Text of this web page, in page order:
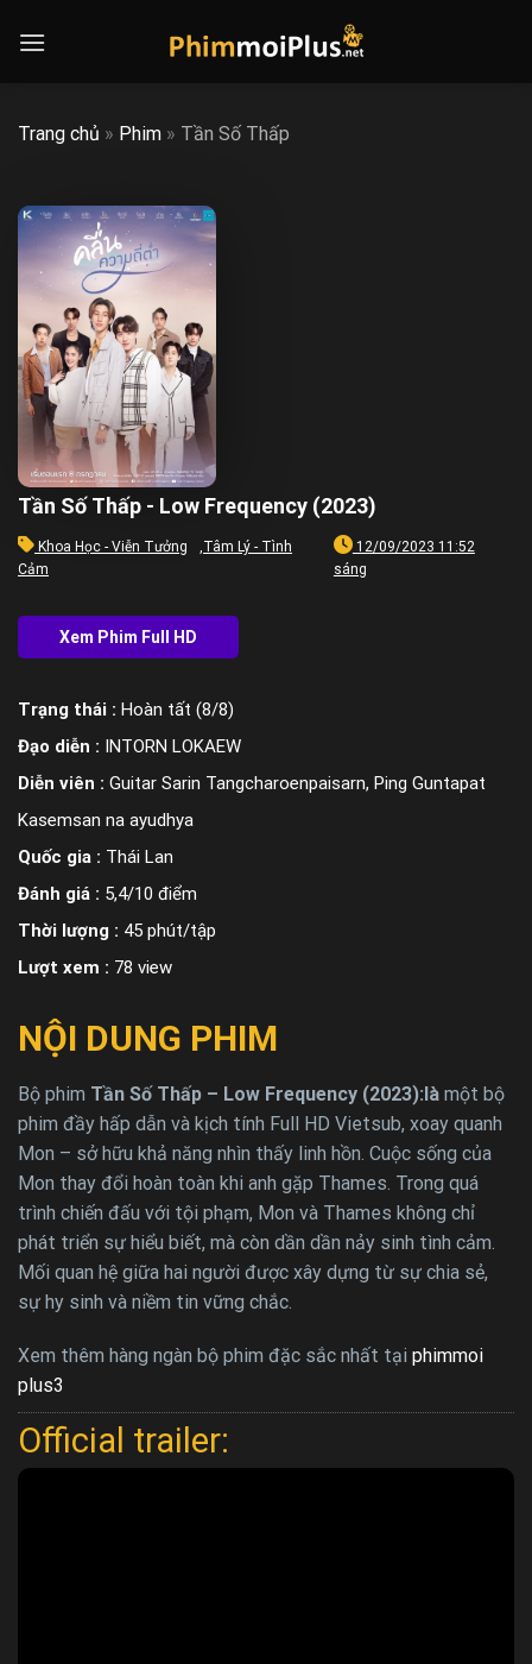
Trang chủ » Phim » Tần Số Thấp
Tần Số Thấp - Low Frequency (2023)
Khoa Học - Viễn Tưởng
Tâm Lý - Tình
Cảm
12/09/2023 11:52
sáng
Trạng thái : Hoàn tất (8/8)
Đạo diễn : INTORN LOKAEW
Diễn viên : Guitar Sarin Tangcharoenpaisarn, Ping Guntapat
Kasemsan na ayudhya
Quốc gia : Thái Lan
Đánh giá : 5,4/10 điểm
Thời lượng : 45 phút/tập
Lượt xem : 78 view
NỘI DUNG PHIM
Bộ phim Tần Số Thấp – Low Frequency (2023):là một bộ
phim đầy hấp dẫn và kịch tính Full HD Vietsub, xoay quanh
Mon – sở hữu khả năng nhìn thấy linh hồn. Cuộc sống của
Mon thay đổi hoàn toàn khi anh gặp Thames. Trong quá
trình chiến đấu với tội phạm, Mon và Thames không chỉ
phát triển sự hiểu biết, mà còn dần dần nảy sinh tình cảm.
Mối quan hệ giữa hai người được xây dựng từ sự chia sẻ,
sự hy sinh và niềm tin vững chắc.
Xem thêm hàng ngàn bộ phim đặc sắc nhất tại phimmoi
plus3
Official trailer: